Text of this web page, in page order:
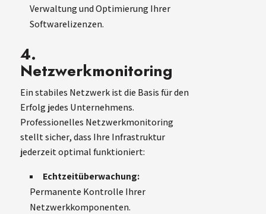
Verwaltung und Optimierung Ihrer
Softwarelizenzen.
4.
Netzwerkmonitoring
Ein stabiles Netzwerk ist die Basis für den
Erfolg jedes Unternehmens.
Professionelles Netzwerkmonitoring
stellt sicher, dass Ihre Infrastruktur
jederzeit optimal funktioniert:
Echtzeitüberwachung:
Permanente Kontrolle Ihrer
Netzwerkkomponenten.